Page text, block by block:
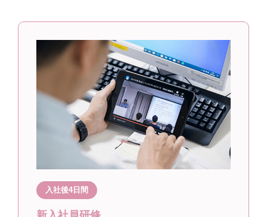
入社後4日間